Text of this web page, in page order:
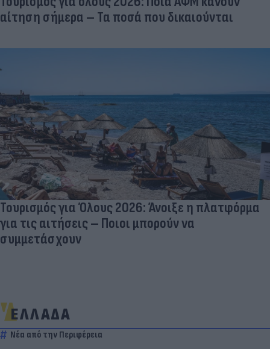
αίτηση σήμερα – Τα ποσά που δικαιούνται
Τουρισμός για Όλους 2026: Άνοιξε η πλατφόρμα
για τις αιτήσεις – Ποιοι μπορούν να
συμμετάσχουν
ΕΛΛΑΔΑ
Νέα από την Περιφέρεια